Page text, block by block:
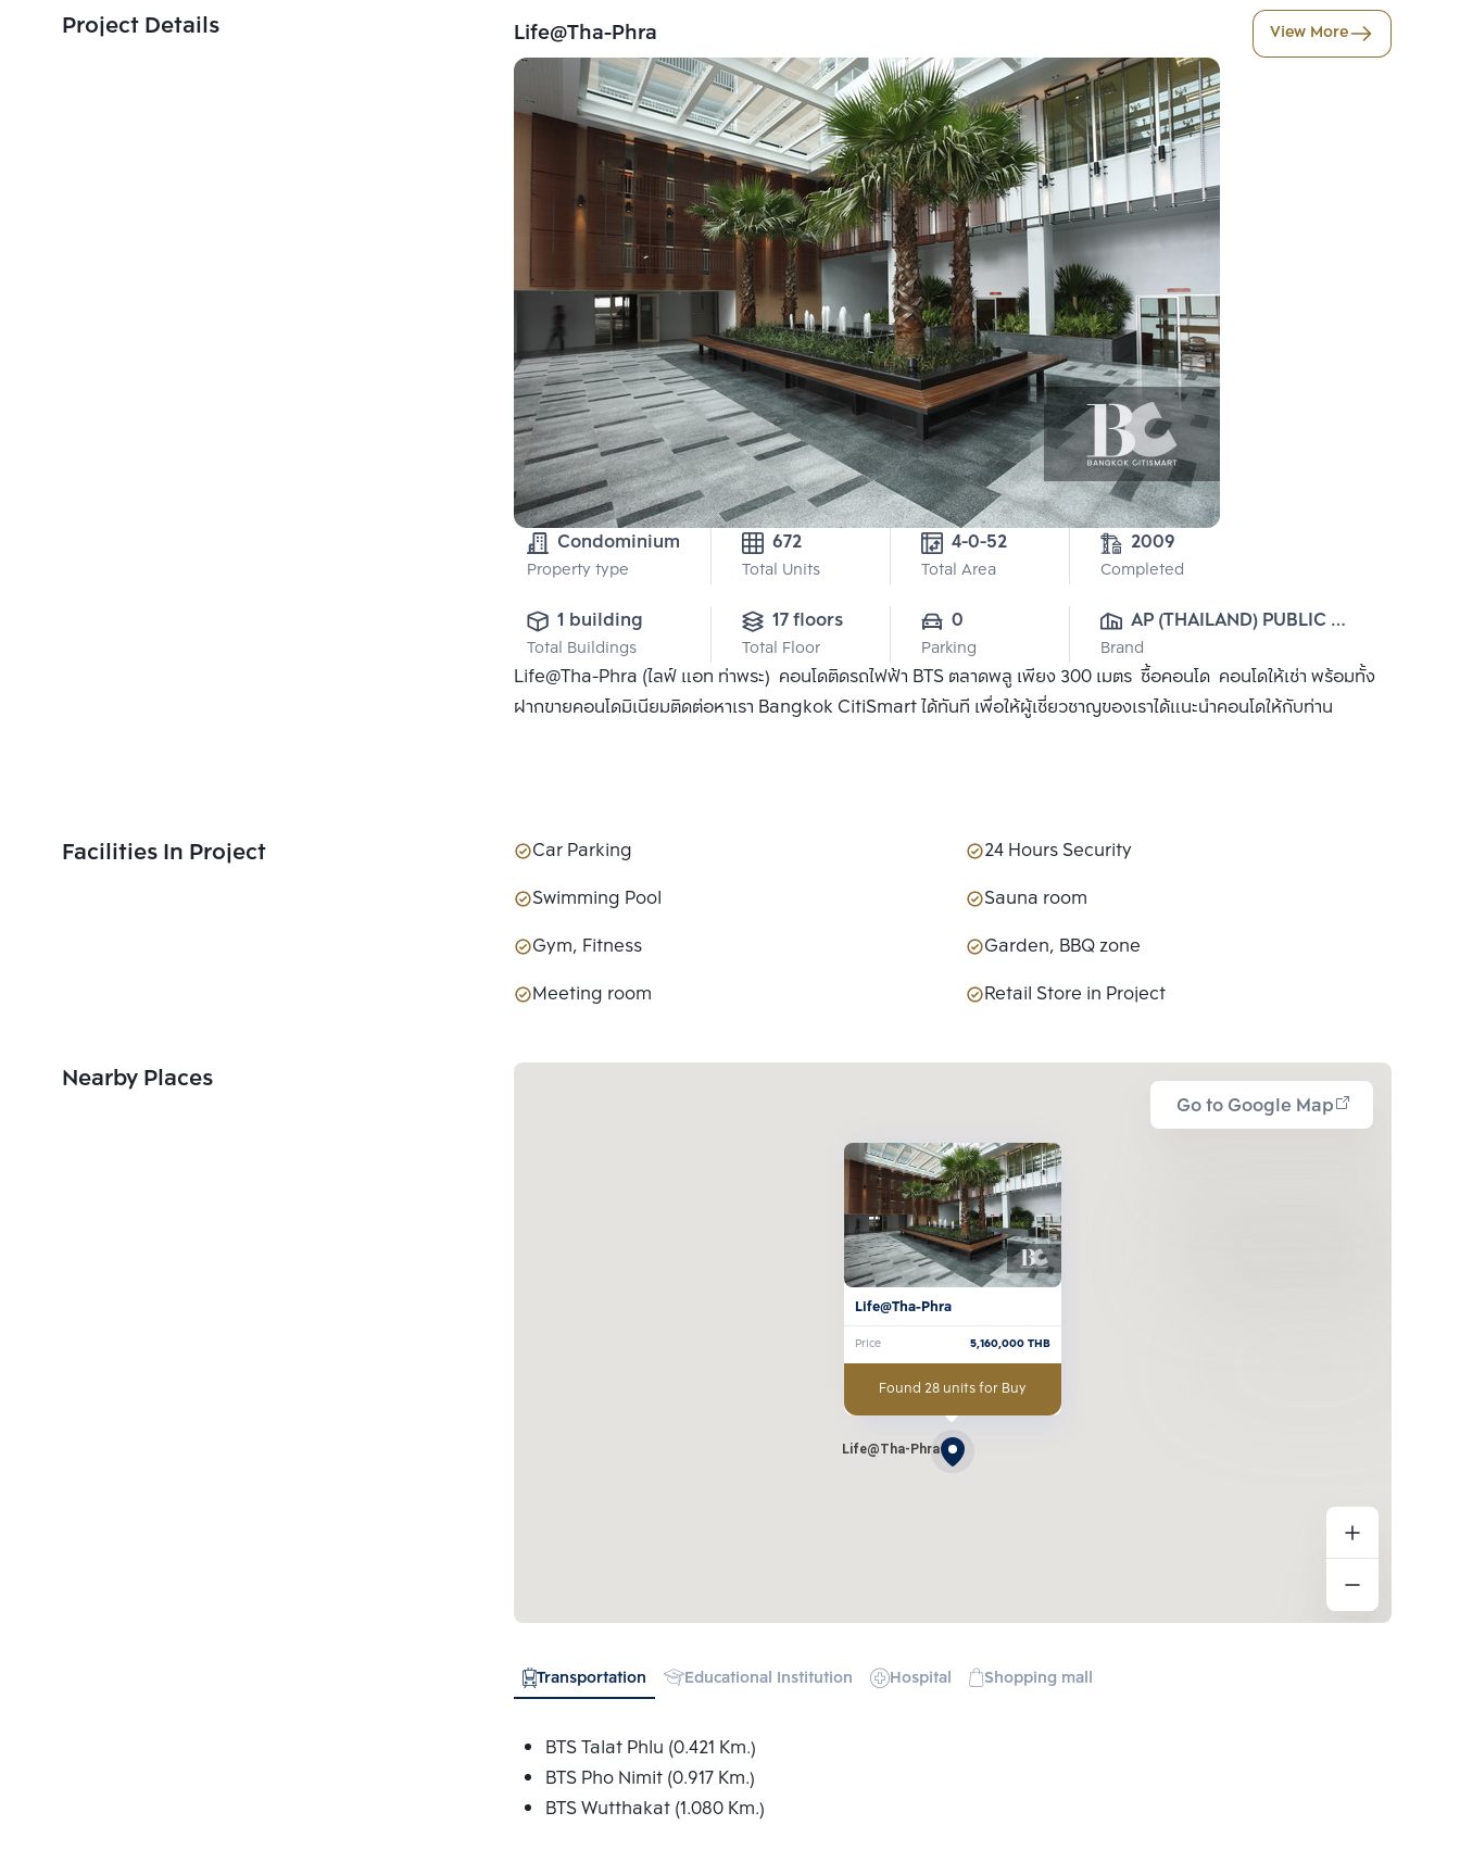
Project Details Life@Tha-Phra View More
Condominium
Property type
672
Total Units Total Area
2009
Completed
1 building
Total Buildings
17 floors
Total Floor
0
Parking
AP (THAILAND) PUBLIC
CO., LTD.
Brand
Life@Tha-Phra (ไลฟ์ แอท ท่าพระ) คอนโดติดรถไฟฟ้า BTS ตลาดพลู เพียง 300 เมตร ซื้อคอนโด คอนโดให้เช่า พร้อมทั้ง
ฝากขายคอนโดมิเนียมติดต่อหาเรา Bangkok CitiSmart ได้ทันที เพื่อให้ผู้เชี่ยวชาญของเราได้แนะนำคอนโดให้กับท่าน
Facilities In Project Car Parking
24 Hours Security
Swimming Pool
Sauna room
Gym, Fitness
Garden, BBQ zone
Meeting room
Retail Store in Project
Nearby Places
Go to Google Map
Life@Tha-Phra
Life@Tha-Phra
Price 5,160,000 THB
Found 28 units for Buy
Transportation Educational Institution Hospital Shopping mall
BTS Talat Phlu (0.421 Km.)
BTS Pho Nimit (0.917 Km.)
BTS Wutthakat (1.080 Km.)